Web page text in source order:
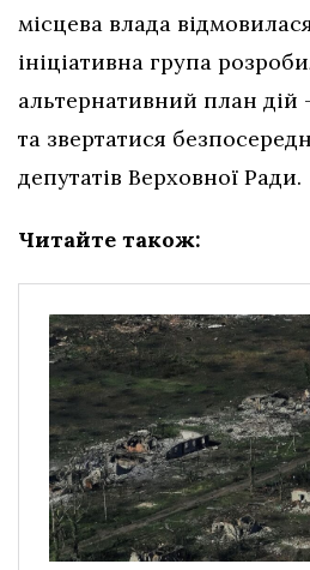
місцева влада відмовилася
ініціативна група
альтернативний план дій
та звертатися
депутатів Верховної Ради.
Читайте також: